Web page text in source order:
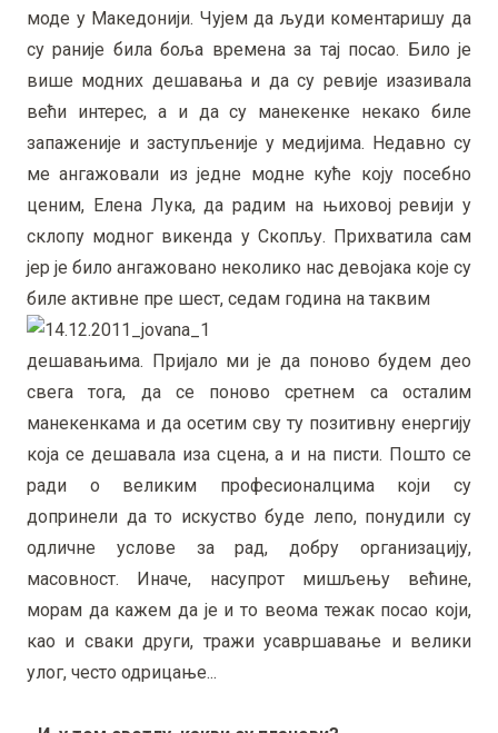
моде у Македонији. Чујем да људи коментаришу да
су раније била боља времена за тај посао. Било је
више модних дешавања и да су ревије изазивала
већи интерес, а и да су манекенке некако биле
запаженије и заступљеније у медијима. Недавно су
ме ангажовали из једне модне куће коју посебно
ценим, Елена Лука, да радим на њиховој ревији у
склопу модног викенда у Скопљу. Прихватила сам
јер је било ангажовано неколико нас девојака које су
биле активне пре шест, седам година на таквим
дешавањима. Пријало ми је да поново будем део
свега тога, да се поново сретнем са осталим
манекенкама и да осетим сву ту позитивну енергију
која се дешавала иза сцена, а и на писти. Пошто се
ради о великим професионалцима који су
допринели да то искуство буде лепо, понудили су
одличне услове за рад, добру организацију,
масовност. Иначе, насупрот мишљењу већине,
морам да кажем да је и то веома тежак посао који,
као и сваки други, тражи усавршавање и велики
улог, често одрицање...